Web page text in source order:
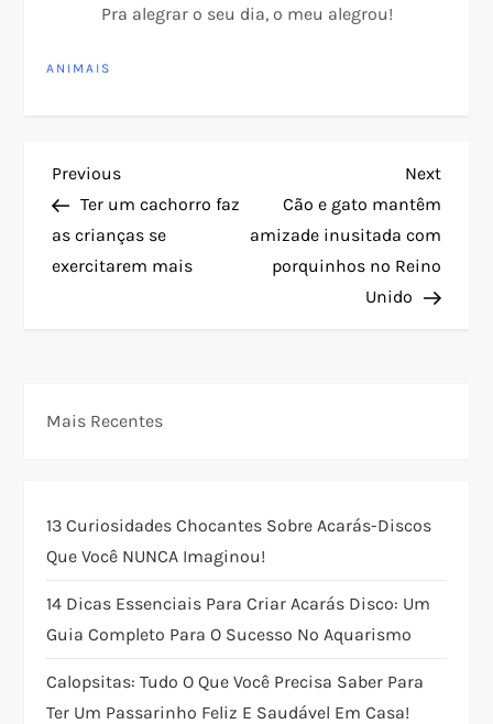
Pra alegrar o seu dia, o meu alegrou!
ANIMAIS
N
a
v
a
ã
o
d
e
Previous
Post
Previous
Ter um cachorro faz
as crianças se
exercitarem mais
Next
Post
Next
Cão e gato mantêm
amizade inusitada com
porquinhos no Reino
Unido
Mais Recentes
13 Curiosidades Chocantes Sobre Acarás-Discos
Que Você NUNCA Imaginou!
14 Dicas Essenciais Para Criar Acarás Disco: Um
Guia Completo Para O Sucesso No Aquarismo
Calopsitas: Tudo O Que Você Precisa Saber Para
Ter Um Passarinho Feliz E Saudável Em Casa!